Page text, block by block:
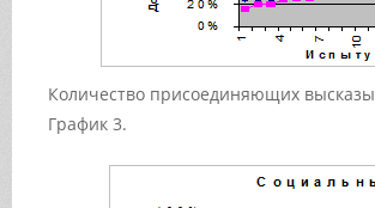
Количество присоединяющих
График 3.